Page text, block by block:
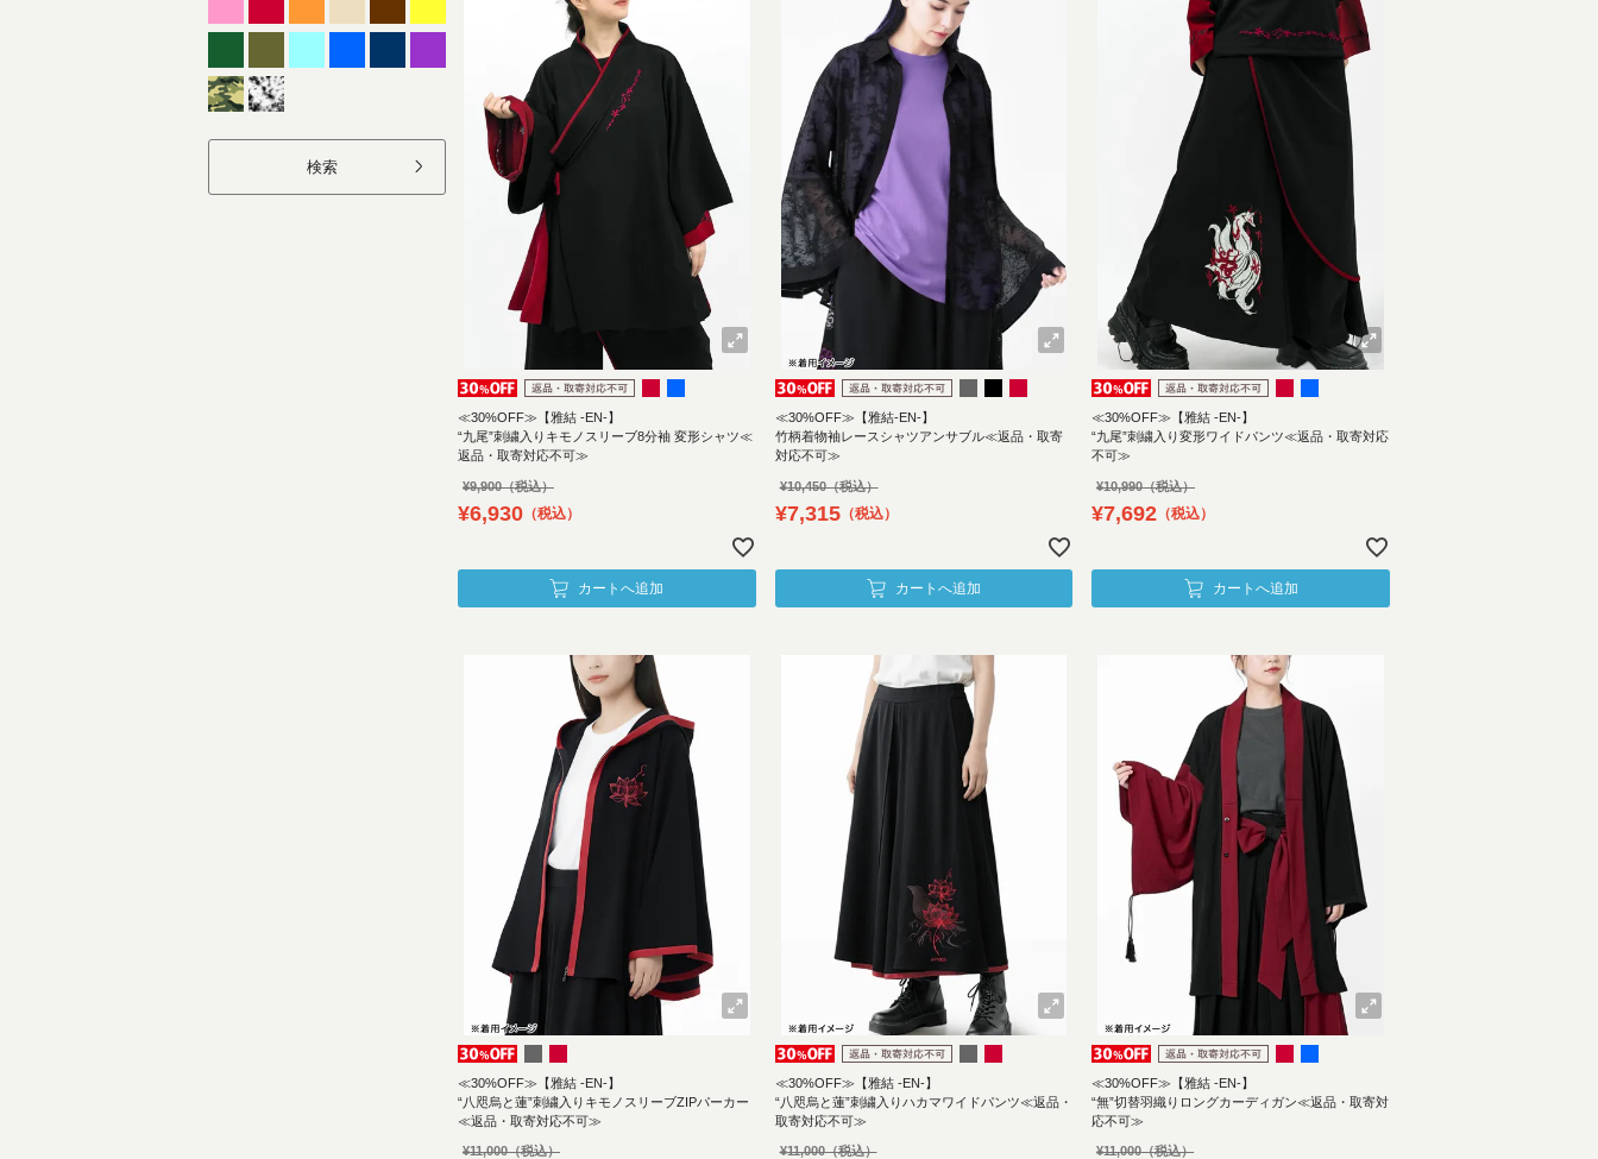
検索
≪30%OFF≫【雅結 -EN-】
“九尾”刺繍入りキモノスリーブ8分袖 変形シャツ≪
返品・取寄対応不可≫
¥9,900
¥6,930 税込
カートへ追加
≪30%OFF≫【雅結-EN-】
竹柄着物袖レースシャツアンサブル≪返品・取寄
対応不可≫
¥10,450
¥7,315 税込
カートへ追加
≪30%OFF≫【雅結 -EN-】
“九尾”刺繍入り変形ワイドパンツ≪返品・取寄対応
不可≫
¥10,990
¥7,692 税込
カートへ追加
≪30%OFF≫【雅結 -EN-】
“八咫烏と蓮”刺繍入りキモノスリーブZIPパーカー
≪返品・取寄対応不可≫
¥11,000
≪30%OFF≫【雅結 -EN-】
“八咫烏と蓮”刺繍入りハカマワイドパンツ≪返品・
取寄対応不可≫
¥11,000
≪30%OFF≫【雅結 -EN-】
“無”切替羽織りロングカーディガン≪返品・取寄対
応不可≫
¥11,000